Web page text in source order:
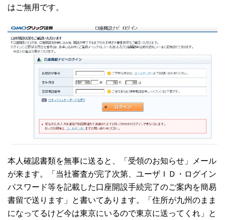
はご無用です。
本人確認書類を無事に送ると、「受領のお知らせ」メール
が来ます。「当社審査が完了次第、ユーザＩＤ・ログイン
パスワード等を記載した口座開設手続完了のご案内を簡易
書留で送ります」と書いてあります。「住所が九州のまま
になってるけど今は東京にいるので東京に送ってくれ」と